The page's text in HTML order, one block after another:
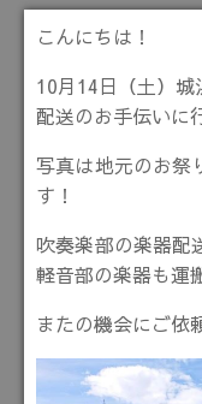
こんにちは！
10月14日（土）
配送のお手伝いに
写真は地元のお祭
す！
吹奏楽部の楽器配
軽音部の楽器も運
またの機会にご依